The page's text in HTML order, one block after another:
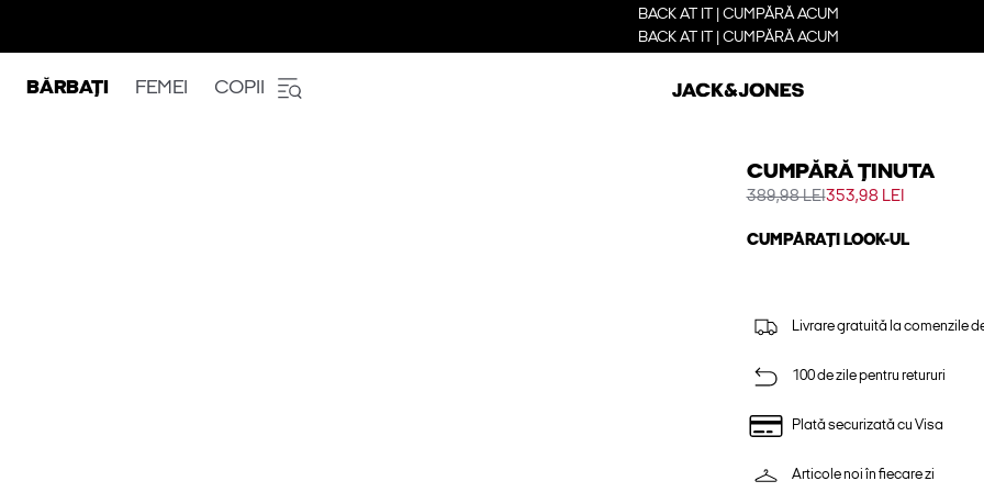
BACK AT IT | CUMPĂRĂ ACUM
BACK AT IT | CUMPĂRĂ ACUM
BĂRBAȚI FEMEI COPII
CUMPĂRĂ ȚINUTA
389,98 LEI353,98 LEI
CUMPĂRAȚI LOOK-UL
Livrare gratuită la comenzile
100 de zile pentru retururi
Plată securizată cu Visa
Articole noi în fiecare zi